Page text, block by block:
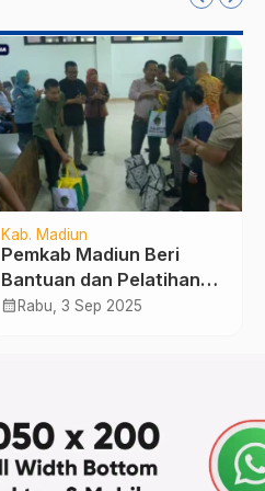
Kab. Madiun
Pemkab Madiun Beri
Bantuan dan Pelatihan
Kerja Bagi Korban
calendar_monthRabu, 3 Sep 2025